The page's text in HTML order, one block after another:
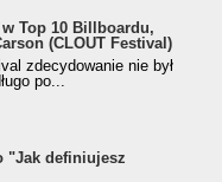
Top 10 Billboardu,
(CLOUT Festival)
zdecydowanie nie był
po...
"Jak definiujesz